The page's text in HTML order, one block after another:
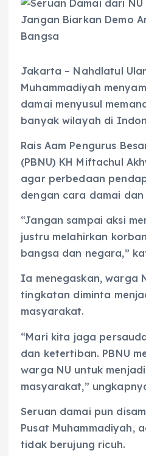
Jakarta – Nahdlatul
Muhammadiyah
damai menyusul
banyak wilayah di
Rais Aam Pengurus
(PBNU) KH Miftachul
agar perbedaan
dengan cara damai
“Jangan sampai aksi
justru melahirkan
bangsa dan negara,”
Ia menegaskan, warga
tingkatan diminta
masyarakat.
“Mari kita jaga
dan ketertiban. PBNU
warga NU untuk
masyarakat,”
Seruan damai pun
Pusat Muhammadiyah,
tidak berujung ricuh.